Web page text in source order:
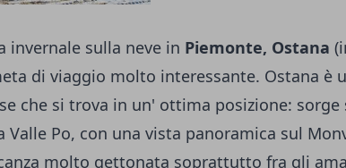
invernale sulla neve in Piemonte, Ostana
di viaggio molto interessante. Ostana è
che si trova in un' ottima posizione: sorge
Valle Po, con una vista panoramica sul
molto gettonata soprattutto fra gli